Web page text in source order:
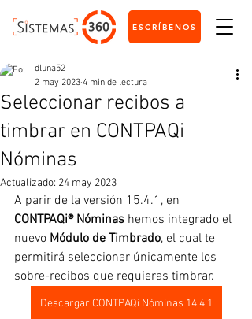
ESCRÍBENOS
Seleccionar recibos a
timbrar en CONTPAQi
Nóminas
dluna52
2 may 2023 4 min de lectura
Actualizado: 24 may 2023
A parir de la versión 15.4.1, en
CONTPAQi® Nóminas hemos integrado el
nuevo Módulo de Timbrado, el cual te
permitirá seleccionar únicamente los
sobre-recibos que requieras timbrar.
Descargar CONTPAQi Nóminas 14.4.1